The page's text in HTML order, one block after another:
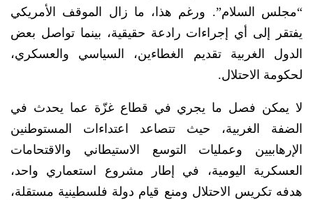
“مجلس السلام”. ورغم هذا، ما زال الموقف الأمريكي
يفتقر إلى أي إجراءات رادعة حقيقية، بينما تواصل بعض
الدول الغربية تقديم الغطاءين، السياسي والعسكري،
لحكومة الاحتلال.
لا يمكن فصل ما يجري في قطاع غزّة عما يحدث في
الضفة الغربية، حيث تتصاعد اعتداءات المستوطنين
الإرهابيين وعمليات التوسع الاستيطاني والاقتحامات
العسكرية اليومية، في إطار مشروع استعماري واحد،
هدفه تكريس الاحتلال ومنع قيام دولة فلسطينية مستقلة،